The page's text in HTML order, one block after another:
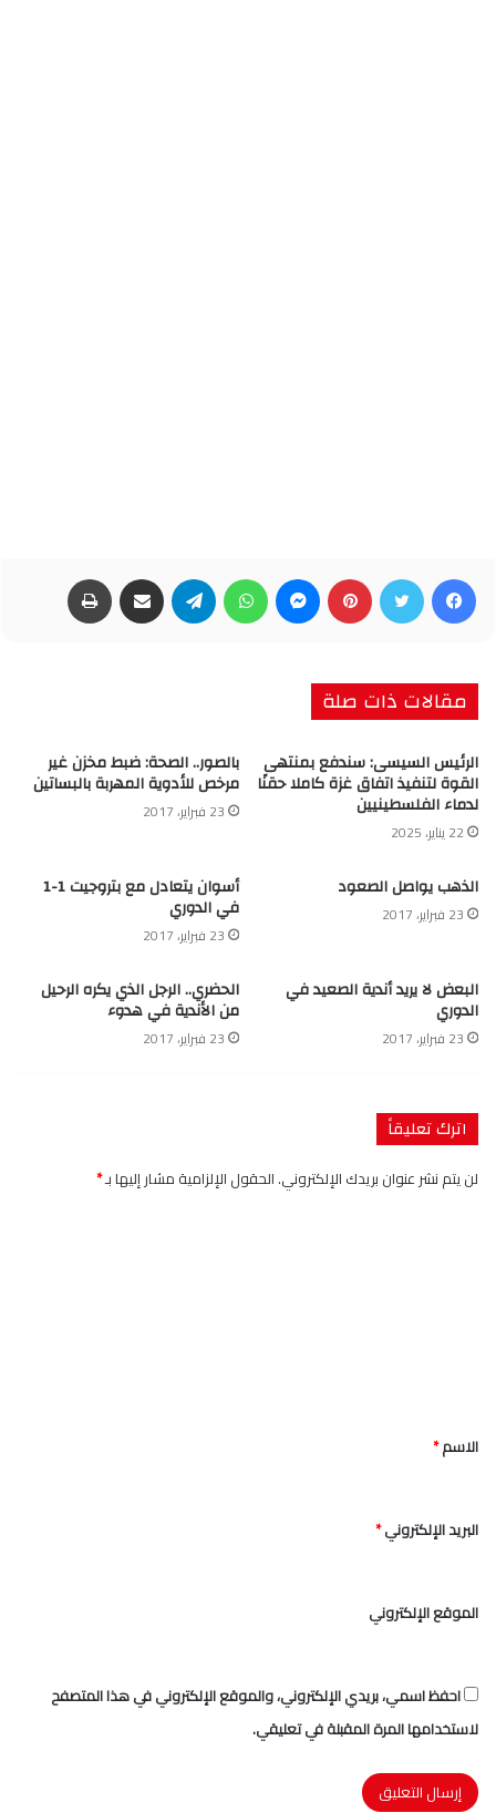
فيسبوك تويتر بينتيريست ماسنجر واتساب تيلقرام مشاركة عبر البريد
مقالات ذات صلة
الرئيس السيسى: سندفع بمنتهى
القوة لتنفيذ اتفاق غزة كاملا حقنًا
لدماء الفلسطينيين
22 يناير، 2025
بالصور.. الصحة: ضبط مخزن غير
مرخص للأدوية المهربة بالبساتين
23 فبراير، 2017
الذهب يواصل الصعود
23 فبراير، 2017
أسوان يتعادل مع بتروجيت 1-1
في الدوري
23 فبراير، 2017
البعض لا يريد أندية الصعيد في
الدوري
23 فبراير، 2017
الحضري.. الرجل الذي يكره الرحيل
من الأندية في هدوء
23 فبراير، 2017
اترك تعليقاً
لن يتم نشر عنوان بريدك الإلكتروني.الحقول الإلزامية مشار إليها بـ*
*
الاسم*
البريد الإلكتروني*
الموقع الإلكتروني
احفظ اسمي، بريدي الإلكتروني، والموقع الإلكتروني في هذا المتصفح
لاستخدامها المرة المقبلة في تعليقي.